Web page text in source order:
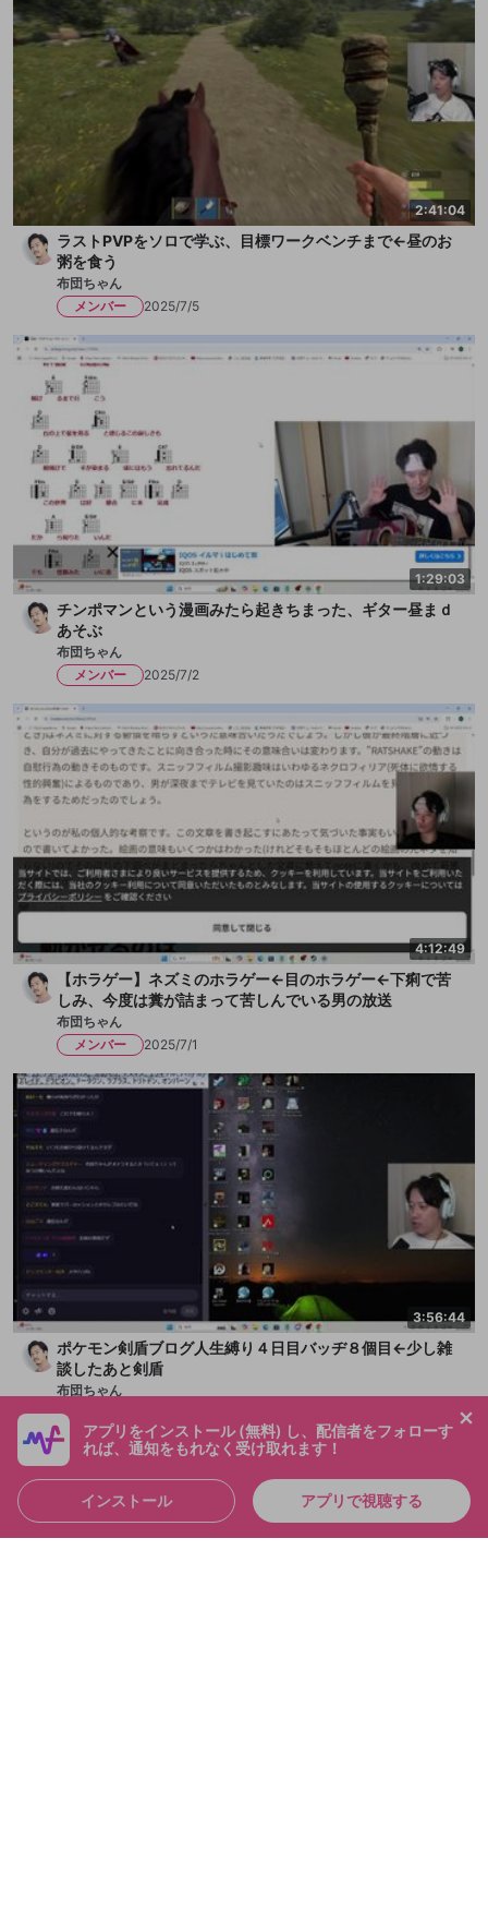
2:41:04
ラストPVPをソロで学ぶ、目標ワークベンチまで←昼のお
粥を食う
布団ちゃん
メンバー
2025/7/5
1:29:03
チンポマンという漫画みたら起きちまった、ギター昼まｄ
あそぶ
布団ちゃん
メンバー
2025/7/2
4:12:49
【ホラゲー】ネズミのホラゲー←目のホラゲー←下痢で苦
しみ、今度は糞が詰まって苦しんでいる男の放送
布団ちゃん
メンバー
2025/7/1
3:56:44
ポケモン剣盾ブログ人生縛り４日目バッヂ８個目←少し雑
談したあと剣盾
布団ちゃん
アプリをインストール (無料) し、配信者をフォローす
れば、通知をもれなく受け取れます！
インストール アプリで視聴する